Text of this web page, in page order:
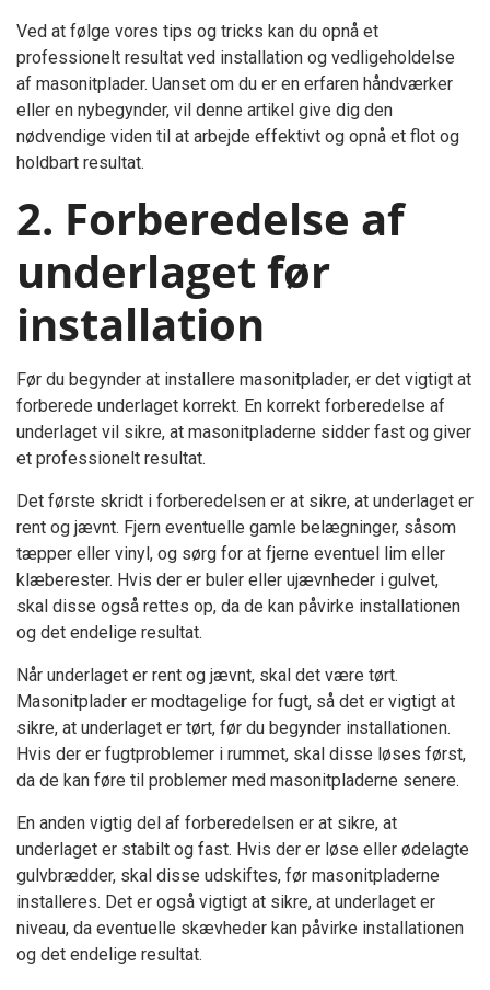
Ved at følge vores tips og tricks kan du opnå et
professionelt resultat ved installation og vedligeholdelse
af masonitplader. Uanset om du er en erfaren håndværker
eller en nybegynder, vil denne artikel give dig den
nødvendige viden til at arbejde effektivt og opnå et flot og
holdbart resultat.
2. Forberedelse af
underlaget før
installation
Før du begynder at installere masonitplader, er det vigtigt at
forberede underlaget korrekt. En korrekt forberedelse af
underlaget vil sikre, at masonitpladerne sidder fast og giver
et professionelt resultat.
Det første skridt i forberedelsen er at sikre, at underlaget er
rent og jævnt. Fjern eventuelle gamle belægninger, såsom
tæpper eller vinyl, og sørg for at fjerne eventuel lim eller
klæberester. Hvis der er buler eller ujævnheder i gulvet,
skal disse også rettes op, da de kan påvirke installationen
og det endelige resultat.
Når underlaget er rent og jævnt, skal det være tørt.
Masonitplader er modtagelige for fugt, så det er vigtigt at
sikre, at underlaget er tørt, før du begynder installationen.
Hvis der er fugtproblemer i rummet, skal disse løses først,
da de kan føre til problemer med masonitpladerne senere.
En anden vigtig del af forberedelsen er at sikre, at
underlaget er stabilt og fast. Hvis der er løse eller ødelagte
gulvbrædder, skal disse udskiftes, før masonitpladerne
installeres. Det er også vigtigt at sikre, at underlaget er
niveau, da eventuelle skævheder kan påvirke installationen
og det endelige resultat.